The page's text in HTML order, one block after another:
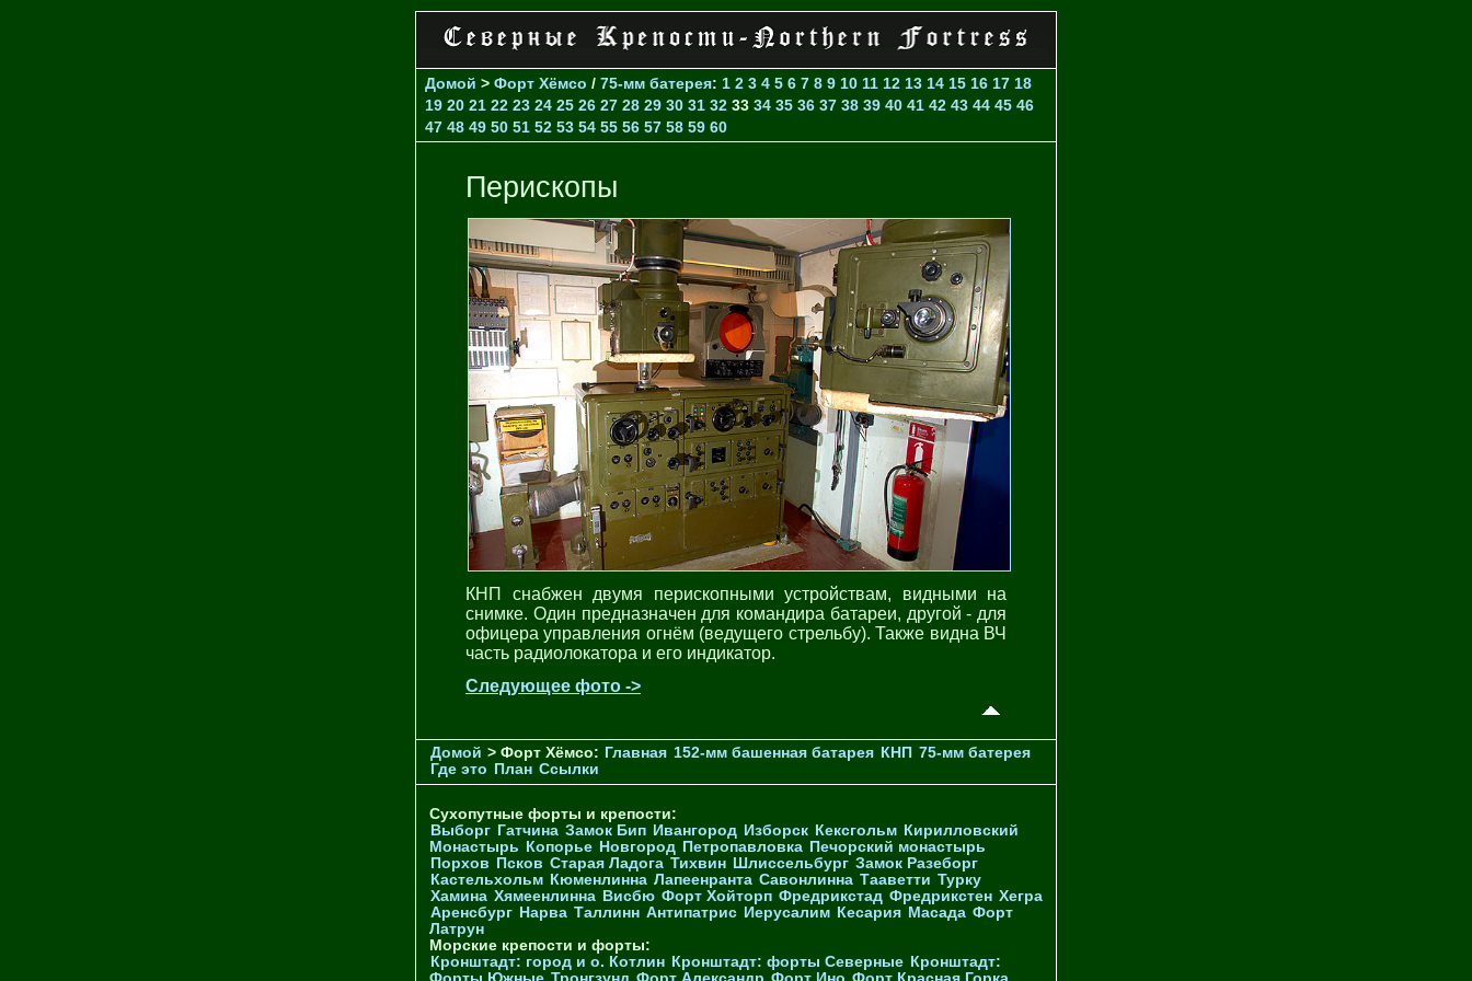
Домой > Форт Хёмсо / 75-мм батерея: 1 2 3 4 5 6 7 8 9 10 11 12 13 14 15 16 17 18
19 20 21 22 23 24 25 26 27 28 29 30 31 32 33 34 35 36 37 38 39 40 41 42 43 44 45 46
47 48 49 50 51 52 53 54 55 56 57 58 59 60
Перископы
КНП снабжен двумя перископными устройствам, видными на
снимке. Один предназначен для командира батареи, другой - для
офицера управления огнём (ведущего стрельбу). Также видна ВЧ
часть радиолокатора и его индикатор.
Следующее фото ->
Домой > Форт Хёмсо: Главная 152-мм башенная батарея КНП 75-мм батерея
Где это
План Ссылки
Сухопутные форты и крепости:
Выборг Гатчина Замок Бип Ивангород Изборск Кексгольм Кирилловский
Монастырь
Копорье Новгород Петропавловка Печорcкий монастырь
Порхов
Псков Старая Ладога Тихвин Шлиссельбург Замок Разеборг
Кастельхольм Кюменлинна Лапеенранта Савонлинна Тааветти Турку
Хамина Хямеенлинна Висбю Форт Хойторп Фредрикстад Фредрикстен Хегра
Аренсбург Нарва Таллинн Антипатрис Иерусалим Кесария Масада Форт
Латрун
Морские крепости и форты:
Кронштадт: город и о. Котлин Кронштадт: форты Северные Кронштадт: